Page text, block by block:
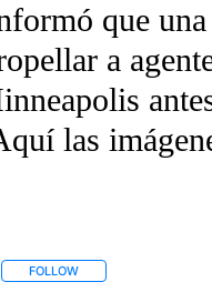
que
a
las
FOLLOW